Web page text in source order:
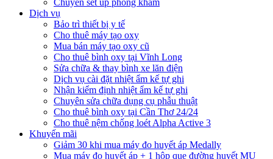
Chuyên set up phòng khám
Dịch vụ
Bảo trì thiết bị y tế
Cho thuê máy tạo oxy
Mua bán máy tạo oxy cũ
Cho thuê bình oxy tại Vĩnh Long
Sửa chữa & thay bình xe lăn điện
Dịch vụ cài đặt nhiệt ẩm kế tự ghi
Nhận kiểm định nhiệt ẩm kế tự ghi
Chuyên sửa chữa dụng cụ phẫu thuật
Cho thuê bình oxy tại Cần Thơ 24/24
Cho thuê nệm chống loét Alpha Active 3
Khuyến mãi
Giảm 30 khi mua máy đo huyết áp Medally
Mua máy đo huyết áp + 1 hộp que đường huyết MU